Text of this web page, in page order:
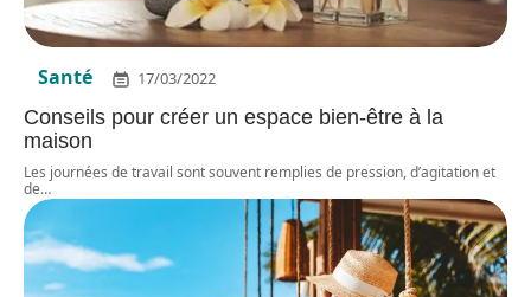
Santé 17/03/2022
Conseils pour créer un espace bien-être à la
maison
Les journées de travail sont souvent remplies de pression, d’agitation et
de…